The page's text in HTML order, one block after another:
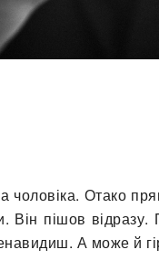
Отако
Він пішов
А може й